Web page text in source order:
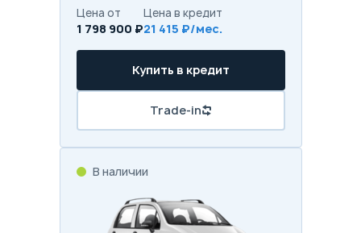
Цена от
1 798 900 ₽
Цена в кредит
21 415 ₽/мес.
Купить в кредит
Trade-in
В наличии